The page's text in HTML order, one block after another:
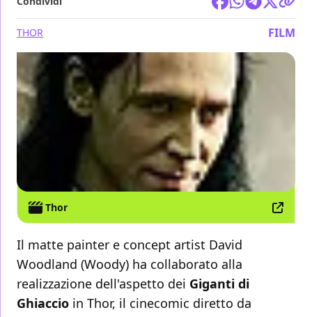
THOR FILM
Thor
Il matte painter e concept artist David
Woodland (Woody) ha collaborato alla
realizzazione dell'aspetto dei Giganti di
Ghiaccio in Thor, il cinecomic diretto da